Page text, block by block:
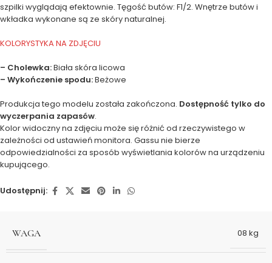
szpilki wyglądają efektownie. Tęgość butów: F1/2. Wnętrze butów i
wkładka wykonane są ze skóry naturalnej.
KOLORYSTYKA NA ZDJĘCIU
– Cholewka:Biała skóra licowa
– Wykończenie spodu:Beżowe
Produkcja tego modelu została zakończona. Dostępność tylko do
wyczerpania zapasów.
Kolor widoczny na zdjęciu może się różnić od rzeczywistego w
zależności od ustawień monitora. Gassu nie bierze
odpowiedzialności za sposób wyświetlania kolorów na urządzeniu
kupującego.
Udostępnij:
WAGA 08 kg